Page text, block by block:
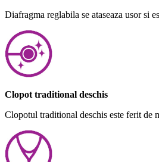
Diafragma reglabila se ataseaza usor si
Clopot traditional deschis
Clopotul traditional deschis este ferit de